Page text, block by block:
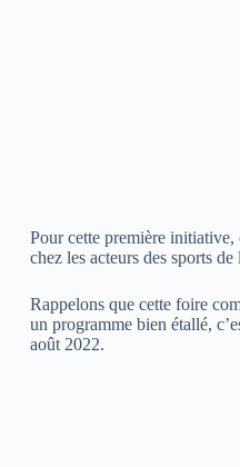
Pour cette première
chez les acteurs des sports
Rappelons que cette foire
un programme bien étallé,
août 2022.